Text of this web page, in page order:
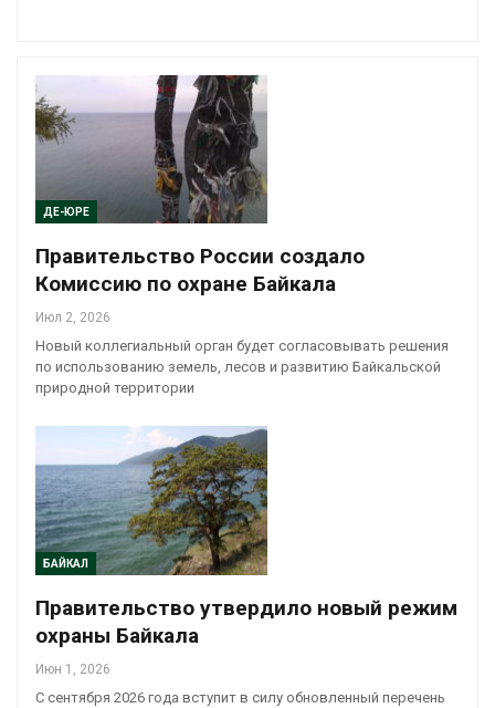
ДЕ-ЮРЕ
Правительство России создало
Комиссию по охране Байкала
Июл 2, 2026
Новый коллегиальный орган будет согласовывать решения
по использованию земель, лесов и развитию Байкальской
природной территории
БАЙКАЛ
Правительство утвердило новый режим
охраны Байкала
Июн 1, 2026
С сентября 2026 года вступит в силу обновленный перечень